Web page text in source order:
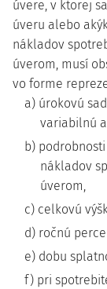
úvere, v ktorej
úveru alebo
nákladov
úverom, musí
vo forme
a) úrokovú
variabilnú
b)
nákladov
úverom,
c) celkovú
d) ročnú
e) dobu
f) pri